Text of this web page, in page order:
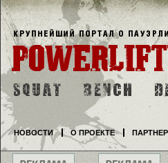
НОВОСТИ О ПРОЕКТЕ